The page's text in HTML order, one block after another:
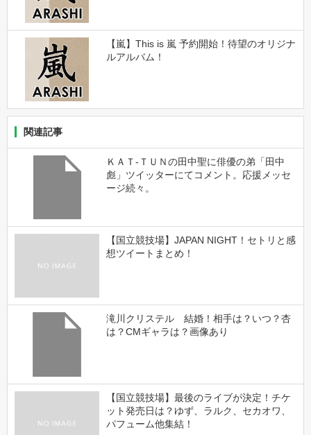
【嵐】This is 嵐 予約開始！待望のオリジナ
ルアルバム！
関連記事
ＫＡＴ-ＴＵＮの田中聖に俳優の弟「田中
彪」ツイッターにてコメント。応援メッセ
ージ続々。
【国立競技場】JAPAN NIGHT！セトリと感
想ツイートまとめ！
滝川クリステル 結婚！相手は？いつ？杏
は？CMギャラは？画像あり
【国立競技場】最後のライブが決定！チケ
ット発売日は？ゆず、ラルク、セカオワ、
パフューム他集結！